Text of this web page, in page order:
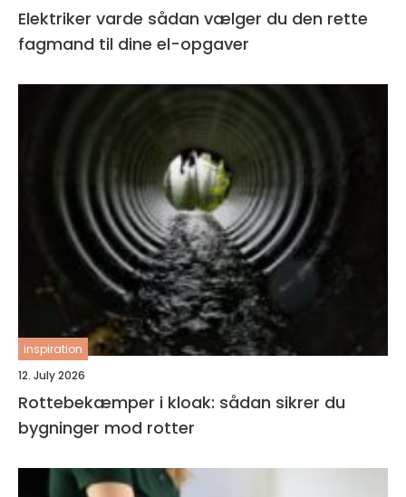
Elektriker varde sådan vælger du den rette
fagmand til dine el-opgaver
inspiration
12. July 2026
Rottebekæmper i kloak: sådan sikrer du
bygninger mod rotter